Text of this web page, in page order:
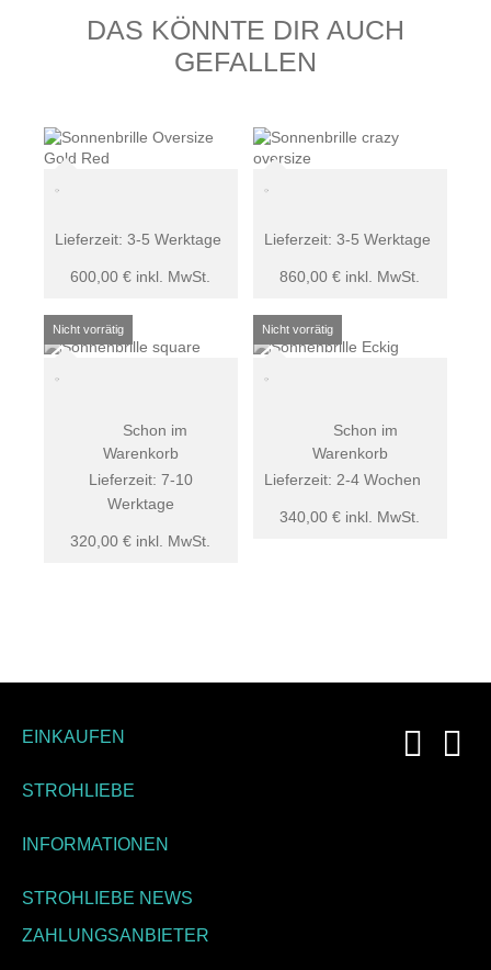
DAS KÖNNTE DIR AUCH
GEFALLEN
600,00 € inkl. MwSt.
Lieferzeit: 3-5 Werktage
860,00€ inkl. MwSt.
Lieferzeit:3-5 Werktage
320,00 € inkl. MwSt.
Lieferzeit: 7-10
Werktage
Schon im
Warenkorb
340,00€ inkl. MwSt.
Lieferzeit: 2-4 Wochen
Schon im
Warenkorb
EINKAUFEN
STROHLIEBE
INFORMATIONEN
STROHLIEBE NEWS
ZAHLUNGSANBIETER